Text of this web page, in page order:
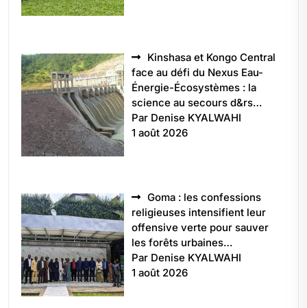
Kinshasa et Kongo Central
face au défi du Nexus Eau-
Énergie-Écosystèmes : la
science au secours d&rs…
Par Denise KYALWAHI
1 août 2026
Goma : les confessions
religieuses intensifient leur
offensive verte pour sauver
les forêts urbaines…
Par Denise KYALWAHI
1 août 2026